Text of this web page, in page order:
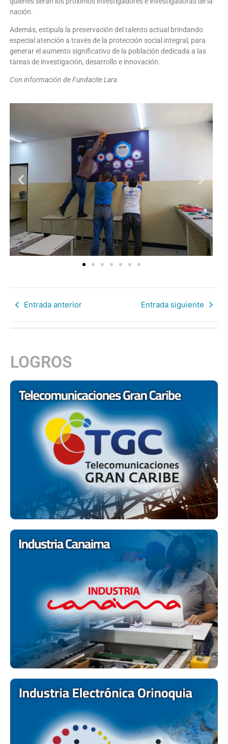
nación.
Además, estipula la preservación del talento actual brindando
especial atención a través de la protección social integral, para
generar el aumento significativo de la población dedicada a las
tareas de investigación, desarrollo e innovación.
Con información de Fundacite Lara
Entrada anterior Entrada siguiente
LOGROS